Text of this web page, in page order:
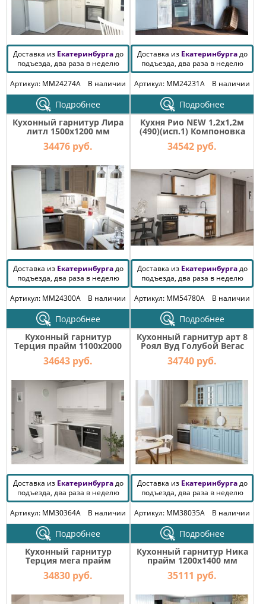
Доставка из Екатеринбургадо
подъезда, два раза в неделю
Артикул: MM24274A
В наличии
Подробнее
Доставка из Екатеринбургадо
подъезда, два раза в неделю
Артикул: MM24231A
В наличии
Подробнее
Кухонный гарнитур Лира
литл 1500х1200 мм
34476 руб.
Доставка из Екатеринбургадо
подъезда, два раза в неделю
Артикул: MM24300A
В наличии
Подробнее
Кухня Рио NEW 1,2х1,2м
(490)(исп.1) Компоновка
№6 Белый глянец/Дуб
Крафт
34542 руб.
Доставка из Екатеринбургадо
подъезда, два раза в неделю
Артикул: MM54780A
В наличии
Подробнее
Кухонный гарнитур
Терция прайм 1100х2000
мм
34643 руб.
Доставка из Екатеринбургадо
подъезда, два раза в неделю
Артикул: MM30364A
В наличии
Подробнее
Кухонный гарнитур арт 8
Роял Вуд Голубой Вегас
1800 мм
34740 руб.
Доставка из Екатеринбургадо
подъезда, два раза в неделю
Артикул: MM38035A
В наличии
Подробнее
Кухонный гарнитур
Терция мега прайм
1200х1600 мм
34830 руб.
Кухонный гарнитур Ника
прайм 1200х1400 мм
35111 руб.